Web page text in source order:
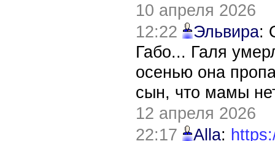
10 апреля 2026
12:22
Эльвира:
Габо... Галя
осенью она
сын, что мамы
12 апреля 2026
22:17
Alla: